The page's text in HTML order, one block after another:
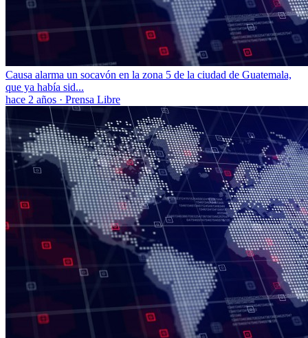
Causa alarma un socavón en la zona 5 de la ciudad de Guatemala,
que ya había sid...
hace 2 años · Prensa Libre